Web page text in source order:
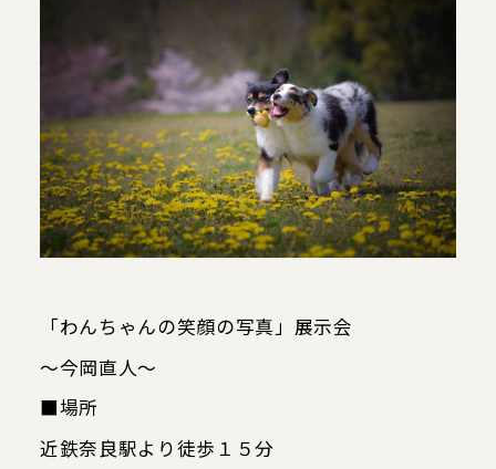
活動実績
お知らせ
ブログ
オンラインショップ
「わんちゃんの笑顔の写真」展示会
～今岡直人～
■場所
近鉄奈良駅より徒歩１５分